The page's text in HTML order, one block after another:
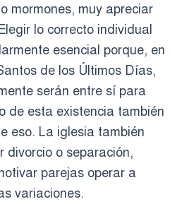
mormones, muy apreciar
lo correcto individual
esencial porque, en
de los Últimos Días,
serán entre sí para
de esta existencia también
eso. La iglesia también
divorcio o separación,
parejas operar a
variaciones.